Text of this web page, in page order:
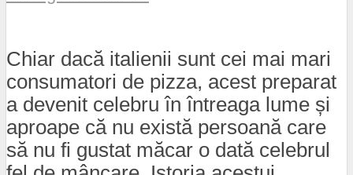
Chiar dacă italienii sunt cei mai mari
consumatori de pizza, acest preparat
a devenit celebru în întreaga lume și
aproape că nu există persoană care
să nu fi gustat măcar o dată celebrul